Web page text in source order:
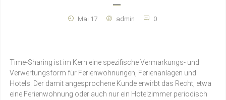
Mai 17 admin 0
Time-Sharing ist im Kern eine spezifische Vermarkungs- und
Verwertungsform für Ferienwohnungen, Ferienanlagen und
Hotels. Der damit angesprochene Kunde erwirbt das Recht, etwa
eine Ferienwohnung oder auch nur ein Hotelzimmer periodisch